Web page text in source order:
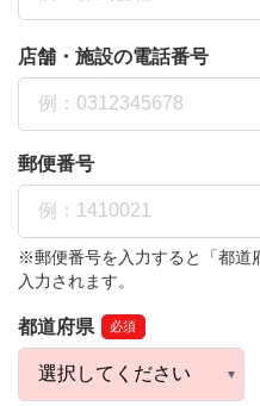
店舗・施設の電話番号
郵便番号
※郵便番号を入力すると「都道
入力されます。
都道府県 必須